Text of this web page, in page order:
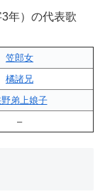
年）の代表歌
笠郎女
橘諸兄
弟上娘子
–